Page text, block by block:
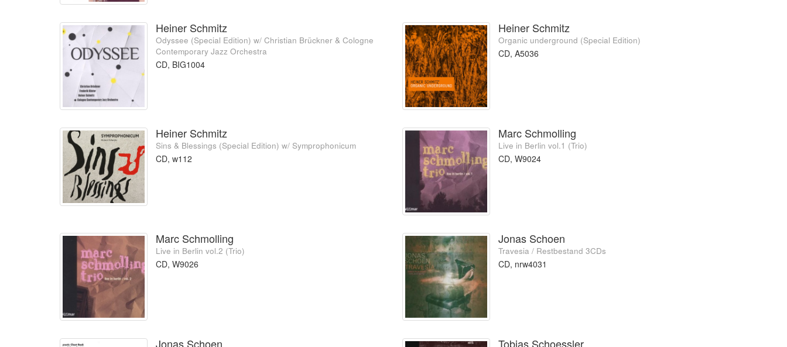
Heiner Schmitz
Odyssee (Special Edition) w/ Christian Brückner & Cologne
Contemporary Jazz Orchestra
CD, BIG1004
Heiner Schmitz
Organic underground (Special Edition)
CD, A5036
Heiner Schmitz
Sins & Blessings (Special Edition) w/ Symprophonicum
CD, w112
Marc Schmolling
Live in Berlin vol.1 (Trio)
CD, W9024
Marc Schmolling
Live in Berlin vol.2 (Trio)
CD, W9026
Jonas Schoen
Travesia / Restbestand 3CDs
CD, nrw4031
Jonas Schoen Tobias Schoessler